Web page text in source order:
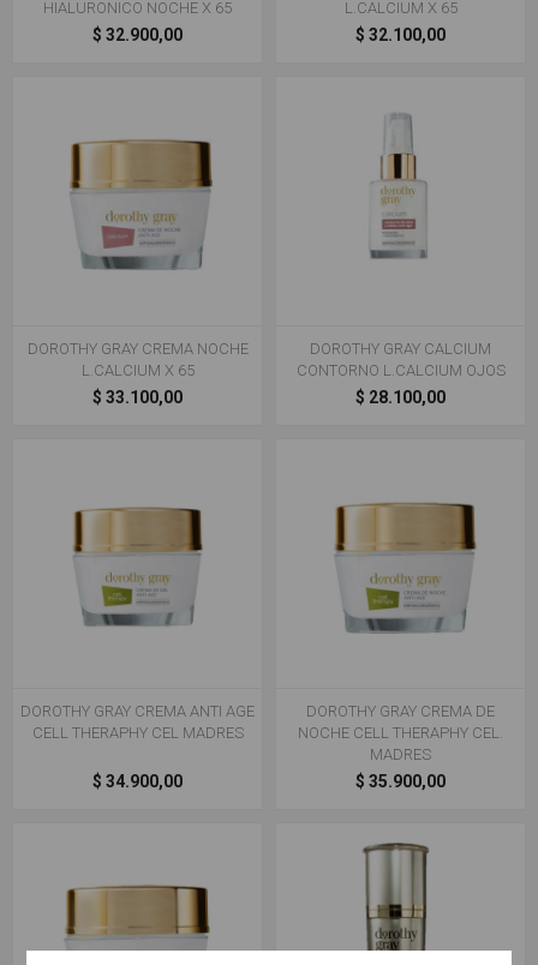
HIALURONICO NOCHE X 65
$ 32.900,00
L.CALCIUM X 65
$ 32.100,00
DOROTHY GRAY CREMA NOCHE
L.CALCIUM X 65
$ 33.100,00
DOROTHY GRAY CALCIUM
CONTORNO L.CALCIUM OJOS
$ 28.100,00
DOROTHY GRAY CREMA ANTI AGE
CELL THERAPHY CEL MADRES
$ 34.900,00
DOROTHY GRAY CREMA DE
NOCHE CELL THERAPHY CEL.
MADRES
$ 35.900,00